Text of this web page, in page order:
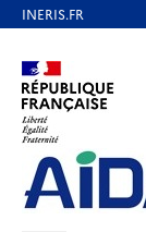
contenu
principal
Aller au
Aller au pied